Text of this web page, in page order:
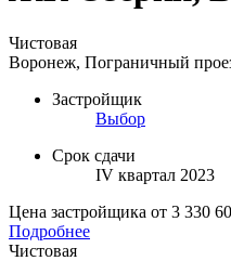
Чистовая
Воронеж, Пограничный
Застройщик
Выбор
Срок сдачи
IV квартал 2023
Цена застройщика от 3 330
Подробнее
Чистовая